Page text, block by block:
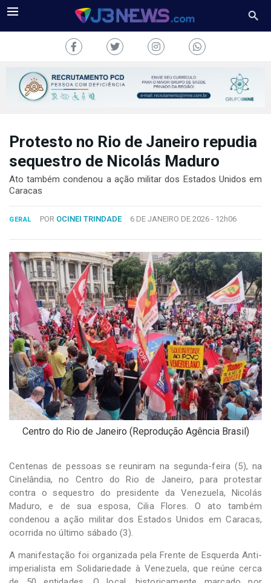
J3NEWS
COLUNAS
FALE
Copyright
2024
Desenvolvido
por
Hesea
Tecnologia
Sistemas
Protesto no Rio de Janeiro repudia
sequestro de Nicolás Maduro
Ato também condenou a ação militar dos Estados Unidos em
Caracas
GERAL POR OCINEI TRINDADE 6 DE JANEIRO DE 2026 - 12h06
Centro do Rio de Janeiro (Reprodução Agência Brasil)
Centenas de pessoas se reuniram na segunda-feira (5), na
Cinelândia, no Centro do Rio de Janeiro, para protestar
contra o sequestro do presidente da Venezuela, Nicolás
Maduro, e de sua esposa, Cilia Flores. O ato também
condenou a ação militar dos Estados Unidos em Caracas,
ocorrida no último sábado (3).
A manifestação foi organizada pela Frente de Esquerda Anti-
imperialista em Solidariedade à Venezuela, que reúne cerca